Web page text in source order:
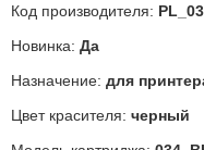
Код производителя:
Новинка: Да
Назначение: для
Цвет красителя: черный